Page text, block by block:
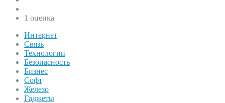
1 оценка
Интернет
Связь
Технологии
Безопасность
Бизнес
Софт
Железо
Гаджеты